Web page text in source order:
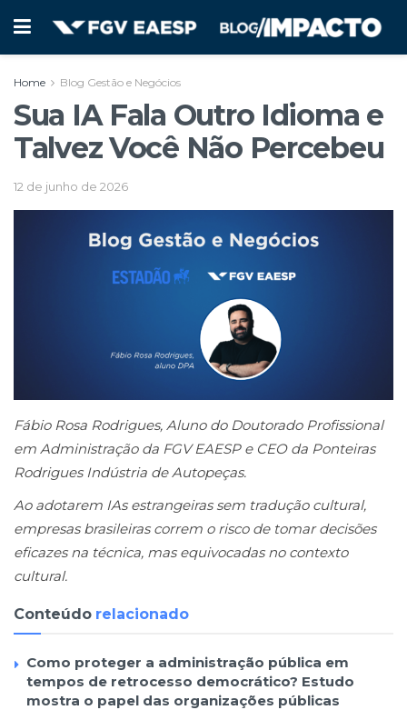
Home Blog Gestão e Negócios
Sua IA Fala Outro Idioma e
Talvez Você Não Percebeu
12 de junho de 2026
Fábio Rosa Rodrigues, Aluno do Doutorado Profissional
em Administração da FGV EAESP e CEO da Ponteiras
Rodrigues Indústria de Autopeças.
Ao adotarem IAs estrangeiras sem tradução cultural,
empresas brasileiras correm o risco de tomar decisões
eficazes na técnica, mas equivocadas no contexto
cultural.
Conteúdo relacionado
Como proteger a administração pública em
tempos de retrocesso democrático? Estudo
mostra o papel das organizações públicas